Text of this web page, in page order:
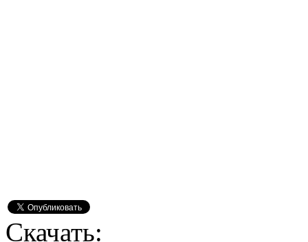
Скачать: